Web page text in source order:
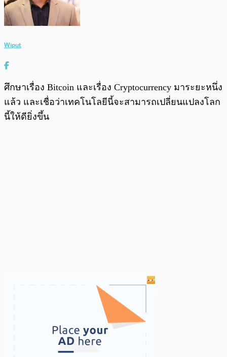
Wiput
ศึกษาเรื่อง Bitcoin และเรื่อง Cryptocurrency มาระยะหนึ่ง
แล้ว และเชื่อว่าเทคโนโลยีนี้จะสามารถเปลี่ยนแปลงโลก
นี้ให้ดียิ่งขึ้น